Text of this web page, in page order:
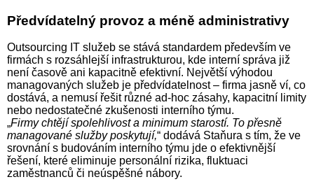
Předvídatelný provoz a méně administrativy
Outsourcing IT služeb se stává standardem především ve
firmách s rozsáhlejší infrastrukturou, kde interní správa již
není časově ani kapacitně efektivní. Největší výhodou
managovaných služeb je předvídatelnost – firma jasně ví, co
dostává, a nemusí řešit různé ad-hoc zásahy, kapacitní limity
nebo nedostatečné zkušenosti interního týmu.
„Firmy chtějí spolehlivost a minimum starostí. To přesně
managované služby poskytují,“ dodává Staňura s tím, že ve
srovnání s budováním interního týmu jde o efektivnější
řešení, které eliminuje personální rizika, fluktuaci
zaměstnanců či neúspěšné nábory.